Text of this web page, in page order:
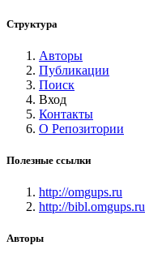
Структура
Авторы
Публикации
Поиск
Вход
Контакты
О Репозитории
Полезные ссылки
http://omgups.ru
http://bibl.omgups.ru
Авторы